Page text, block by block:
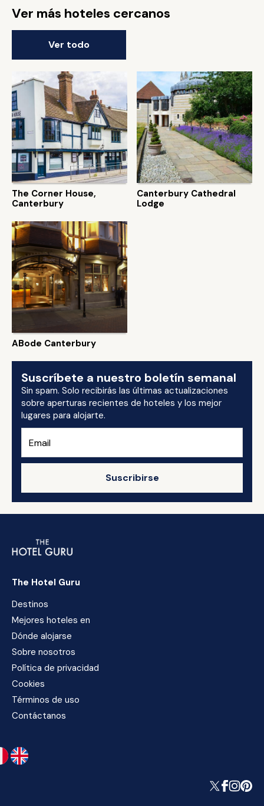
Ver más hoteles cercanos
Ver todo
The Corner House,
Canterbury
Canterbury Cathedral
Lodge
ABode Canterbury
Suscríbete a nuestro boletín semanal
Sin spam. Solo recibirás las últimas actualizaciones
sobre aperturas recientes de hoteles y los mejor
lugares para alojarte.
Suscribirse
The Hotel Guru
Destinos
Mejores hoteles en
Dónde alojarse
Sobre nosotros
Política de privacidad
Cookies
Términos de uso
Contáctanos